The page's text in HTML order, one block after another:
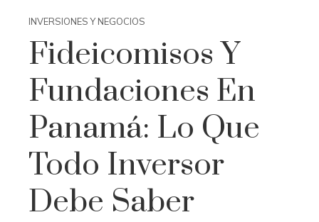
INVERSIONES Y NEGOCIOS
Fideicomisos Y
Fundaciones En
Panamá: Lo Que
Todo Inversor
Debe Saber